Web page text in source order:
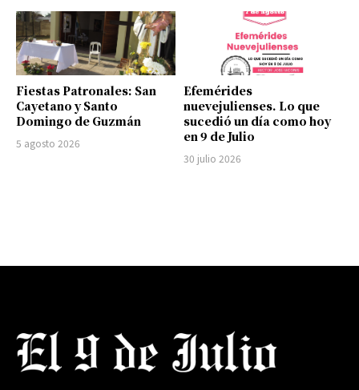
Fiestas Patronales: San
Cayetano y Santo
Domingo de Guzmán
5 agosto 2026
Efemérides
nuevejulienses. Lo que
sucedió un día como hoy
en 9 de Julio
30 julio 2026